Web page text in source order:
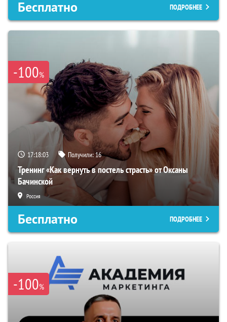
Бесплатно ПОДРОБНЕЕ
-100%
17:18:02 Получили:16
Тренинг «Как вернуть в постель страсть» от Оксаны
Бачинской
Россия
Бесплатно ПОДРОБНЕЕ
-100%